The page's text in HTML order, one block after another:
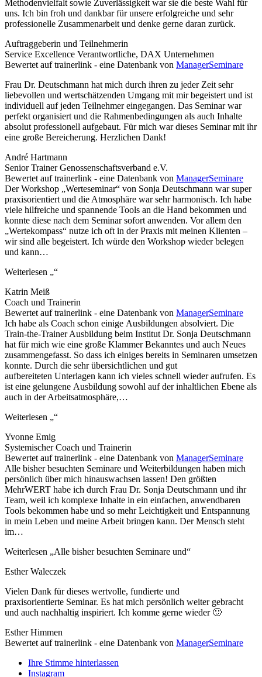
Methodenvielfalt sowie Zuverlässigkeit war sie die beste Wahl für
uns. Ich bin froh und dankbar für unsere erfolgreiche und sehr
professionelle Zusammenarbeit und denke gerne daran zurück.
Auftraggeberin und Teilnehmerin
Service Excellence Verantwortliche, DAX Unternehmen
Bewertet auf trainerlink - eine Datenbank von ManagerSeminare
Frau Dr. Deutschmann hat mich durch ihren zu jeder Zeit sehr
liebevollen und wertschätzenden Umgang mit mir begeistert und ist
individuell auf jeden Teilnehmer eingegangen. Das Seminar war
perfekt orga­ni­siert und die Rahmenbedingungen als auch Inhalte
absolut professionell aufgebaut. Für mich war dieses Seminar mit ihr
eine große Bereicherung. Herzlichen Dank!
André Hartmann
Senior Trainer Genossenschaftsverband e.V.
Bewertet auf trainerlink - eine Datenbank von ManagerSeminare
Der Workshop „Werteseminar“ von Sonja Deutschmann war super
praxisorientiert und die Atmosphäre war sehr harmonisch. Ich habe
viele hilfreiche und spannende Tools an die Hand bekommen und
konnte diese nach dem Seminar sofort anwenden. Vor allem den
„Wertekompass“ nutze ich oft in der Praxis mit meinen Klienten –
wir sind alle begeistert. Ich würde den Workshop wieder belegen
und kann…
Weiterlesen „“
Katrin Meiß
Coach und Trainerin
Bewertet auf trainerlink - eine Datenbank von ManagerSeminare
Ich habe als Coach schon einige Ausbildungen absolviert. Die
Train-the-Trainer Ausbildung beim Institut Dr. Sonja Deutschmann
hat für mich wie eine große Klammer Bekanntes und auch Neues
zusammengefasst. So dass ich einiges bereits in Seminaren umsetzen
konnte. Durch die sehr übersichtlichen und gut
aufbereiteten Unterlagen kann ich vieles schnell wieder aufrufen. Es
ist eine gelungene Ausbildung sowohl auf der inhaltlichen Ebene als
auch in der Arbeitsatmosphäre,…
Weiterlesen „“
Yvonne Emig
Systemischer Coach und Trainerin
Bewertet auf trainerlink - eine Datenbank von ManagerSeminare
Alle bisher besuchten Seminare und Weiterbildungen haben mich
persönlich über mich hinauswachsen lassen! Den größten
MehrWERT habe ich durch Frau Dr. Sonja Deutschmann und ihr
Team, weil ich komplexe Inhalte in ein einfachen, anwendbaren
Tools bekommen habe und so mehr Leichtigkeit und Entspannung
in mein Leben und meine Arbeit bringen kann. Der Mensch steht
im…
Weiterlesen „Alle bisher besuchten Seminare und“
Esther Waleczek
Vielen Dank für dieses wertvolle, fundierte und
praxisorientierte Seminar. Es hat mich persönlich weiter gebracht
und auch nachhaltig inspiriert. Ich komme gerne wieder 🙂
Esther Himmen
Bewertet auf trainerlink - eine Datenbank von ManagerSeminare
Ihre Stimme hinterlassen
Instagram